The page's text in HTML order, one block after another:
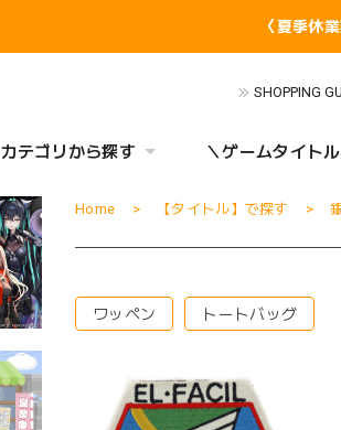
〈夏季休
SHOPPING
カテゴリから探す ＼ゲームタイト
Home 【タイトル】で探す
ワッペン トートバッグ